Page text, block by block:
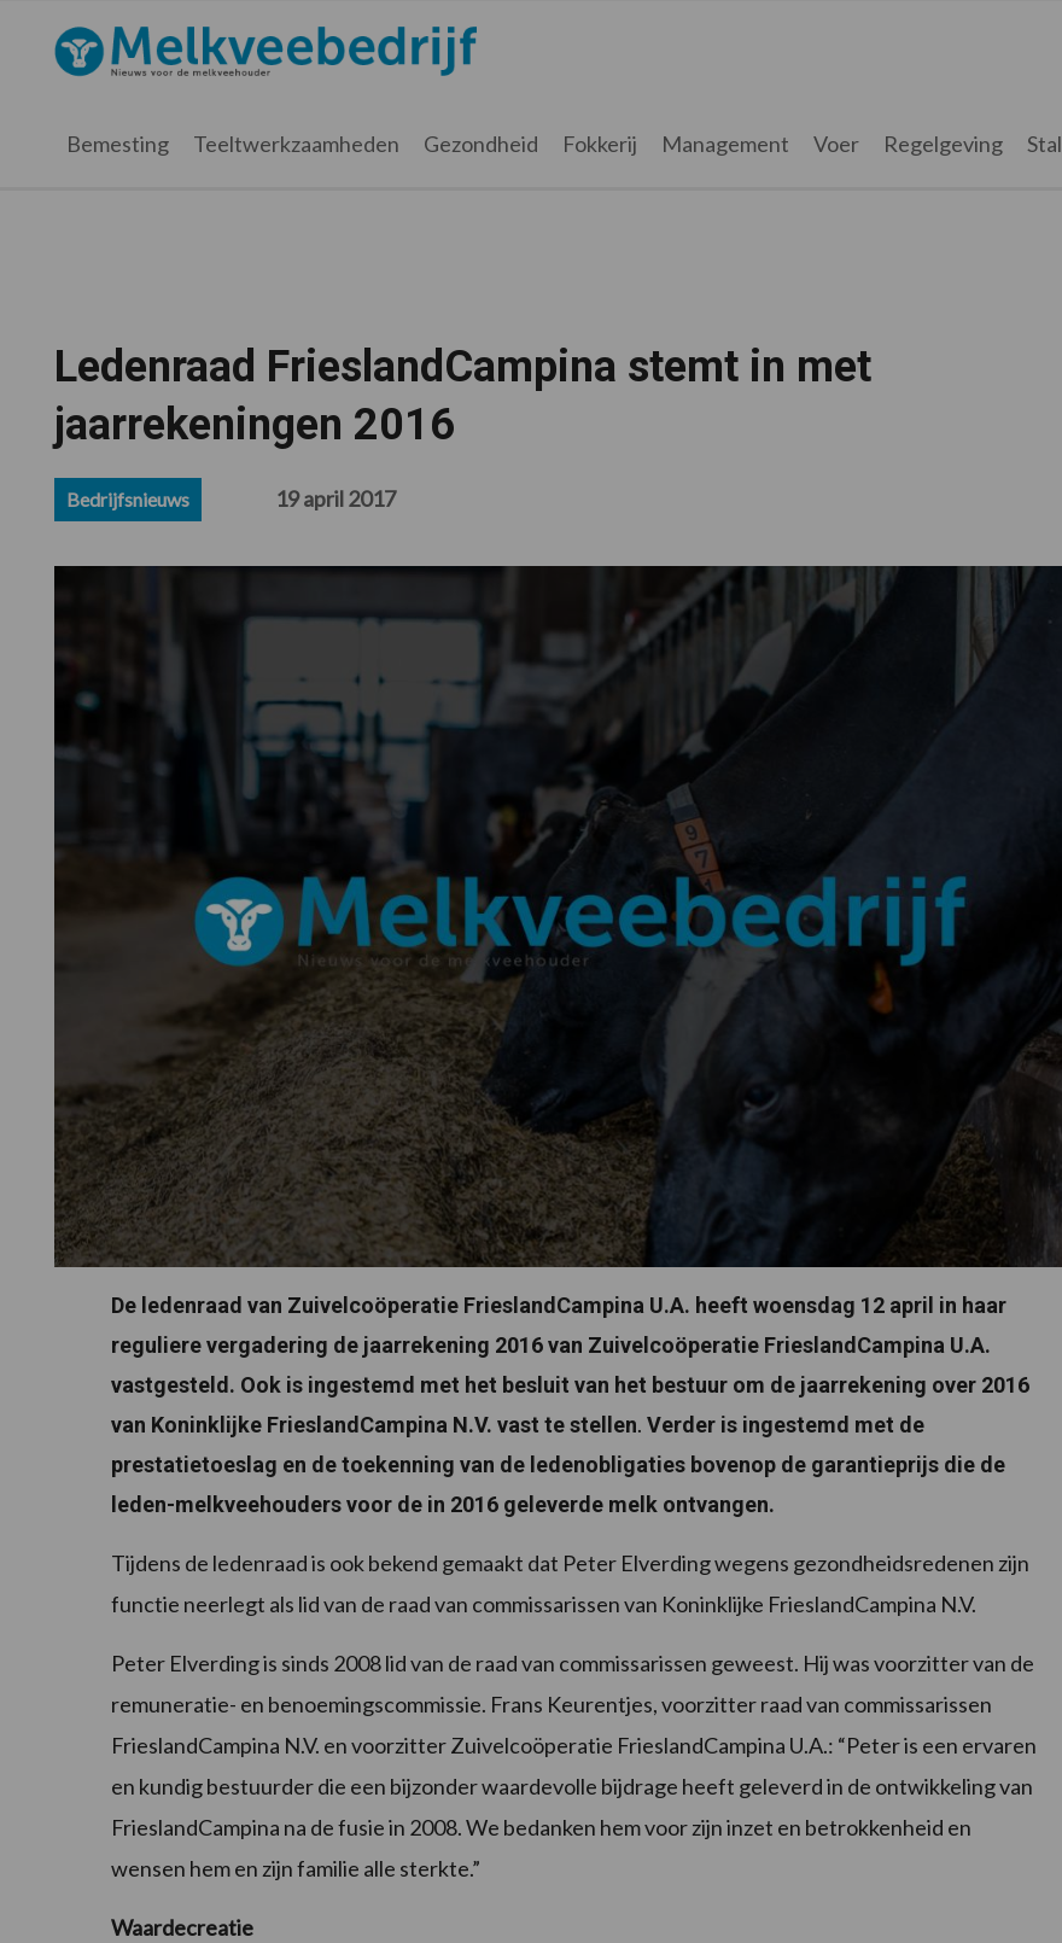
hoofdnavigatie
hoofd
eerste
voettekst
Melkveebedrijf.nl
Bemesting Teeltwerkzaamheden Gezondheid Fokkerij Management Voer Regelgeving Stal
Ledenraad FrieslandCampina stemt in met
jaarrekeningen 2016
Bedrijfsnieuws 19 april 2017
De ledenraad van Zuivelcoöperatie FrieslandCampina U.A. heeft woensdag 12 april in haar
reguliere vergadering de jaarrekening 2016 van Zuivelcoöperatie FrieslandCampina U.A.
vastgesteld. Ook is ingestemd met het besluit van het bestuur om de jaarrekening over 2016
van Koninklijke FrieslandCampina N.V. vast te stellen. Verder is ingestemd met de
prestatietoeslag en de toekenning van de ledenobligaties bovenop de garantieprijs die de
leden-melkveehouders voor de in 2016 geleverde melk ontvangen.
Tijdens de ledenraad is ook bekend gemaakt dat Peter Elverding wegens gezondheidsredenen zijn
functie neerlegt als lid van de raad van commissarissen van Koninklijke FrieslandCampina N.V.
Peter Elverding is sinds 2008 lid van de raad van commissarissen geweest. Hij was voorzitter van de
remuneratie- en benoemingscommissie. Frans Keurentjes, voorzitter raad van commissarissen
FrieslandCampina N.V. en voorzitter Zuivelcoöperatie FrieslandCampina U.A.: “Peter is een ervaren
en kundig bestuurder die een bijzonder waardevolle bijdrage heeft geleverd in de ontwikkeling van
FrieslandCampina na de fusie in 2008. We bedanken hem voor zijn inzet en betrokkenheid en
wensen hem en zijn familie alle sterkte.”
Waardecreatie